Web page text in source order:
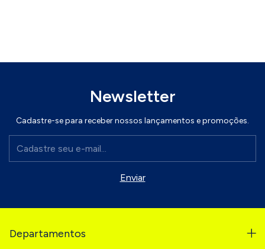
Newsletter
Cadastre-se para receber nossos lançamentos e promoções.
Departamentos